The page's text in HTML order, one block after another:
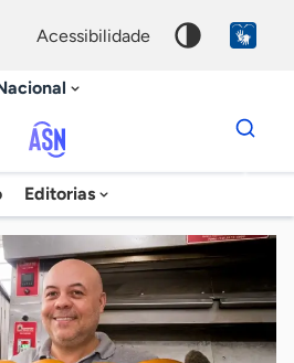
acessibilidade
Agência
Sebrae
de
Notícias
Editorias
Dados
para
chave